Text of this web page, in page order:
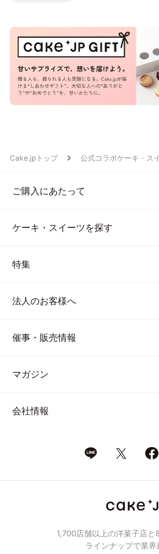
Cake.jpトップ 公式コラボケーキ・ス
ご購入にあたって
ケーキ・スイーツを探す
特集
法人のお客様へ
催事・販売情報
マガジン
会社情報
1,700店舗以上の洋菓子店
ラインナップで業界